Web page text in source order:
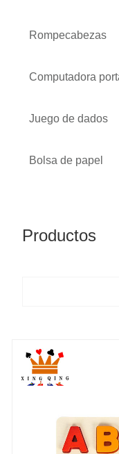
Rompecabezas
Computadora
Juego de dados
Bolsa de papel
Productos